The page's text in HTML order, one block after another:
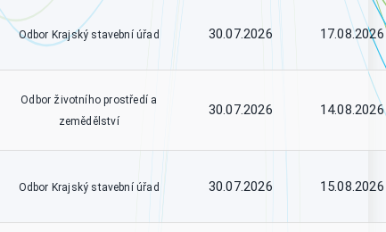
Odbor Krajský stavební úřad 30.07.2026 17.08.2026
Odbor životního prostředí a
zemědělství
30.07.2026 14.08.2026
Odbor Krajský stavební úřad 30.07.2026 15.08.2026